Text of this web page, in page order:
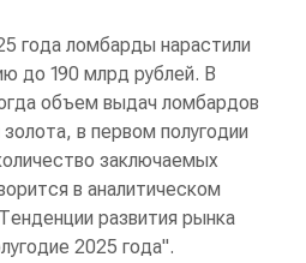
года ломбарды нарастили
до 190 млрд рублей. В
объем выдач ломбардов
в первом полугодии
заключаемых
в аналитическом
развития рынка
2025 года".